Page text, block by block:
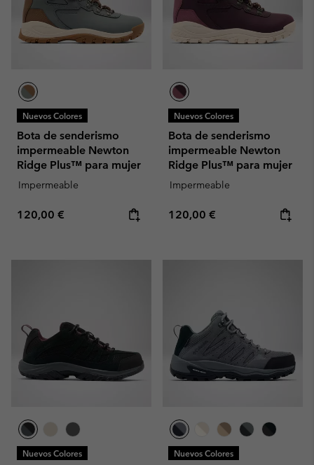
Nuevos Colores
Bota de senderismo
impermeable Newton
Ridge Plus™ para mujer
Impermeable
Regular price:
120,00 €
Nuevos Colores
Bota de senderismo
impermeable Newton
Ridge Plus™ para mujer
Impermeable
Regular price:
120,00 €
Nuevos Colores Nuevos Colores